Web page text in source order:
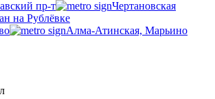
пр-т
Чертановская
на Рублёвке
Алма-Атинская, Марьино